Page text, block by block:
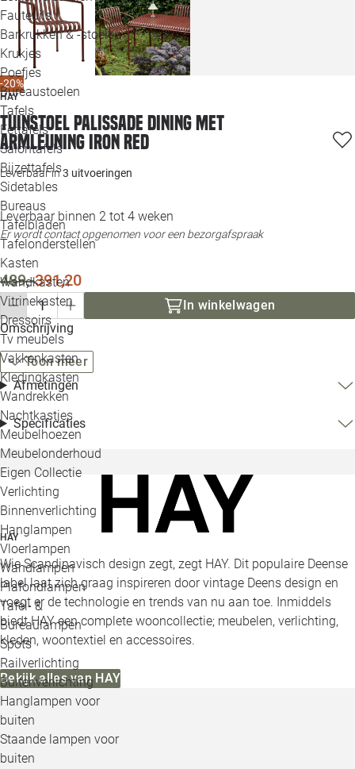
Fauteuils
Barkrukken & -stoelen
Krukjes
Poefjes
Bureaustoelen
Tafels
Eettafels
Salontafels
Bijzettafels
Sidetables
Bureaus
Tafelbladen
Tafelonderstellen
Kasten
Wandkasten
Vitrinekasten
Dressoirs
Tv meubels
Vakkenkasten
Kledingkasten
Wandrekken
Nachtkastjes
Meubelhoezen
Meubelonderhoud
Eigen Collectie
Verlichting
Binnenverlichting
Hanglampen
Vloerlampen
Wandlampen
Plafondlampen
Tafel- &
Bureaulampen
Spots
Railverlichting
Buitenverlichting
Hanglampen voor
buiten
Staande lampen voor
buiten
-20%
HAY
Tuinstoel Palissade Dining met
armleuning iron red
Leverbaar in3 uitvoeringen
Leverbaar binnen 2 tot 4 weken
Er wordt contact opgenomen voor een bezorgafspraak
489,-391,20
In winkelwagen
Omschrijving
Toon meer
Afmetingen
Specificaties
HAY
Wie Scandinavisch design zegt, zegt HAY. Dit populaire Deense
label laat zich graag inspireren door vintage Deens design en
voegt er de technologie en trends van nu aan toe. Inmiddels
biedt HAY een complete wooncollectie; meubelen, verlichting,
kleden, woontextiel en accessoires.
Bekijk alles van HAY